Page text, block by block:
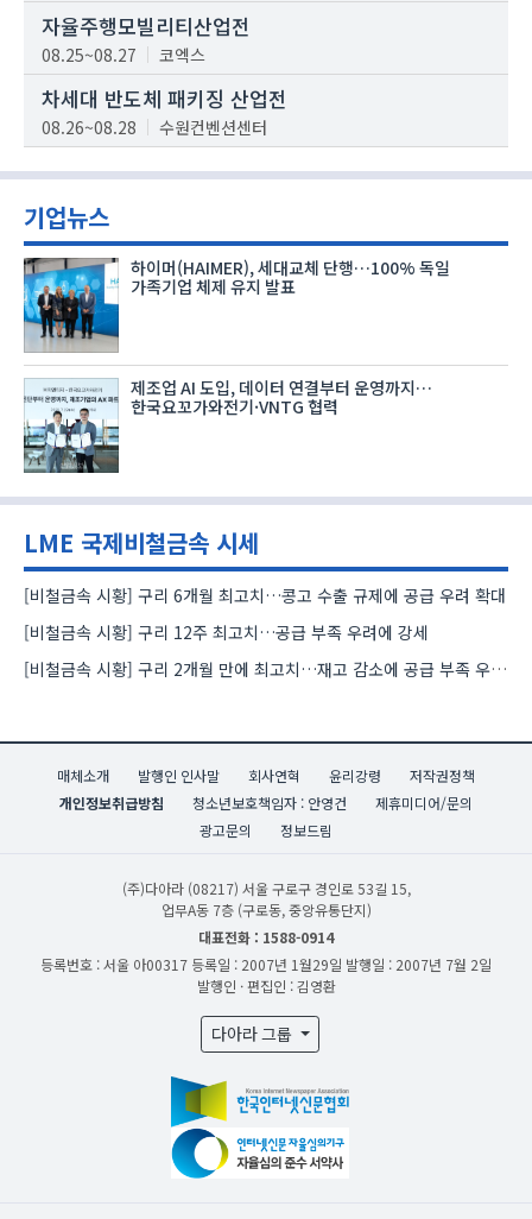
자율주행모빌리티산업전
08.25~08.27 코엑스
차세대 반도체 패키징 산업전
08.26~08.28 수원컨벤션센터
기업뉴스
하이머(HAIMER), 세대교체 단행…100% 독일
가족기업 체제 유지 발표
제조업 AI 도입, 데이터 연결부터 운영까지…
한국요꼬가와전기·VNTG 협력
LME 국제비철금속 시세
[비철금속 시황] 구리 6개월 최고치…콩고 수출 규제에 공급 우려 확대
[비철금속 시황] 구리 12주 최고치…공급 부족 우려에 강세
[비철금속 시황] 구리 2개월 만에 최고치…재고 감소에 공급 부족 우려 확대
매체소개 발행인 인사말 회사연혁 윤리강령
저작권정책
개인정보취급방침
청소년보호책임자 : 안영건
제휴미디어/문의
광고문의
정보드림
(주)다아라 (08217) 서울 구로구 경인로 53길 15,
업무A동 7층 (구로동, 중앙유통단지)
대표전화 : 1588-0914
등록번호 : 서울 아00317 등록일 : 2007년 1월29일 발행일 : 2007년 7월 2일
발행인 · 편집인 : 김영환
다아라 그룹